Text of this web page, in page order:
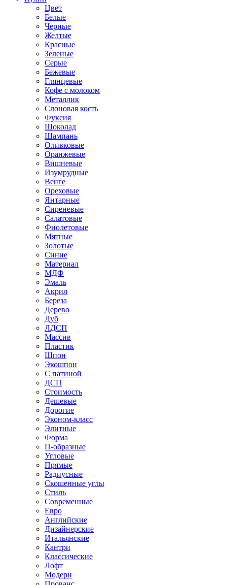
Цвет
Белые
Черные
Желтые
Красные
Зеленые
Серые
Бежевые
Глянцевые
Кофе с молоком
Металлик
Слоновая кость
Фуксия
Шоколад
Шампань
Оливковые
Оранжевые
Вишневые
Изумрудные
Венге
Ореховые
Янтарные
Сиреневые
Салатовые
Фиолетовые
Мятные
Золотые
Синие
Материал
МДФ
Эмаль
Акрил
Береза
Дерево
Дуб
ЛДСП
Массив
Пластик
Шпон
Экошпон
С патиной
ДСП
Стоимость
Дешевые
Дорогие
Эконом-класс
Элитные
Форма
П-образные
Угловые
Прямые
Радиусные
Скошенные углы
Стиль
Современные
Евро
Английские
Дизайнерские
Итальянские
Кантри
Классические
Лофт
Модерн